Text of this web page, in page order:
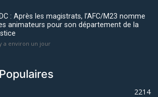
: Après les magistrats, l’AFC/M23 nomme
animateurs pour son département de la
a environ un jour
2214